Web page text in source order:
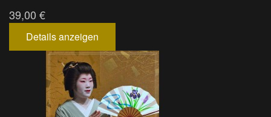
39,00 €
Details anzeigen